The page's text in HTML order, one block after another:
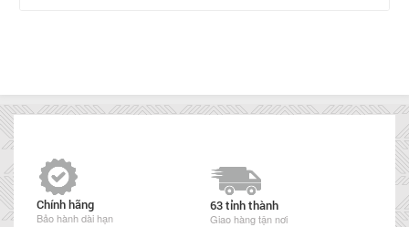
Chính hãng
Bảo hành dài hạn
63 tỉnh thành
Giao hàng tận nơi